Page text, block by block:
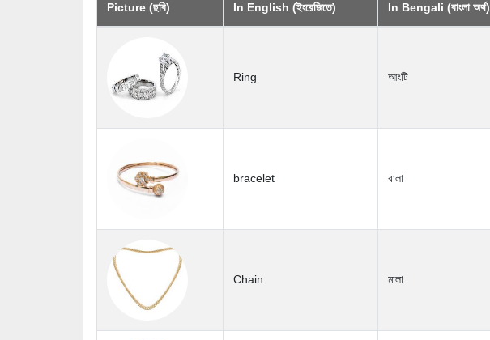
Picture (ছবি) In English (ইংরেজিতে) In Bengali (বাংলা অর্থ)
Ring আংটি
bracelet বালা
Chain মালা